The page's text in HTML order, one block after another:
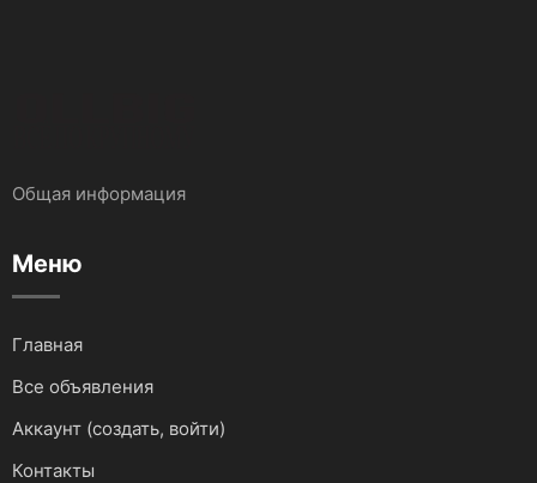
Общая информация
Меню
Главная
Все объявления
Аккаунт (создать, войти)
Контакты